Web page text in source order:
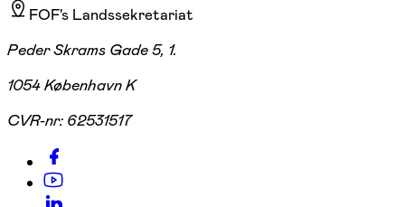
FOF's Landssekretariat
Peder Skrams Gade 5, 1.
1054 København K
CVR-nr: 62531517